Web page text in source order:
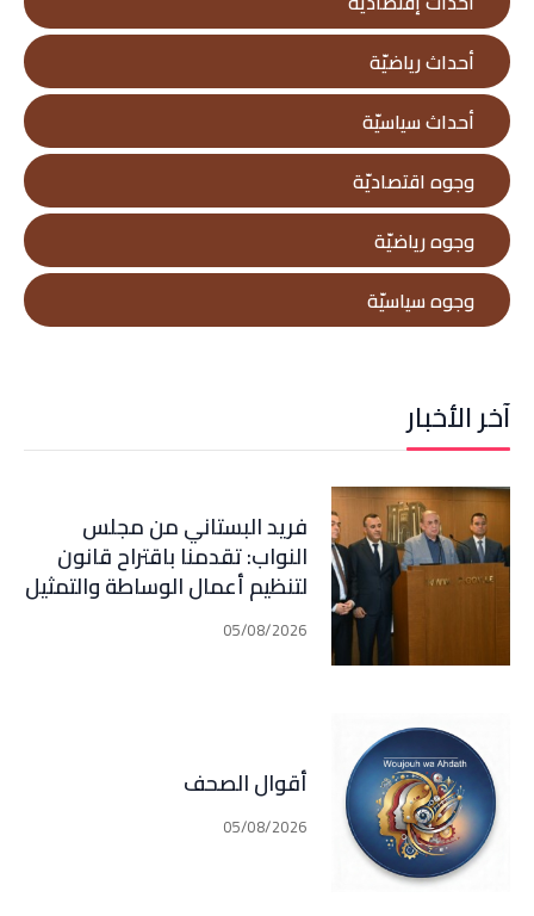
أحداث رياضيّة
أحداث سياسيّة
وجوه اقتصاديّة
وجوه رياضيّة
وجوه سياسيّة
آخر الأخبار
فريد البستاني من مجلس
النواب: تقدمنا باقتراح قانون
لتنظيم أعمال الوساطة والتمثيل
في مجال التأمين الذي اصبح في
مرحلة النقاش الرسمي
05/08/2026
أقوال الصحف
05/08/2026